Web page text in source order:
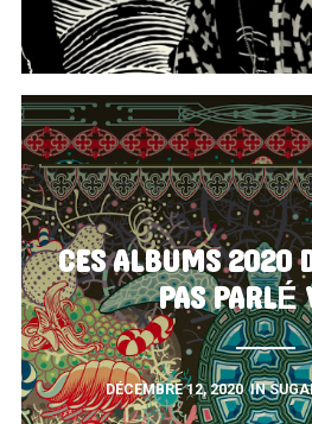
CES ALBUMS 2020
PAS PARLÉ
DÉCEMBRE 12, 2020 IN